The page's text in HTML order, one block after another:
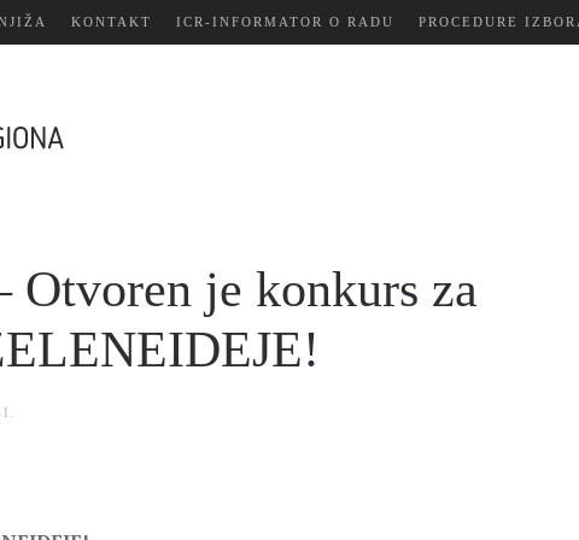
KONTAKT ICR-INFORMATOR O RADU PROCEDURE
je konkurs za